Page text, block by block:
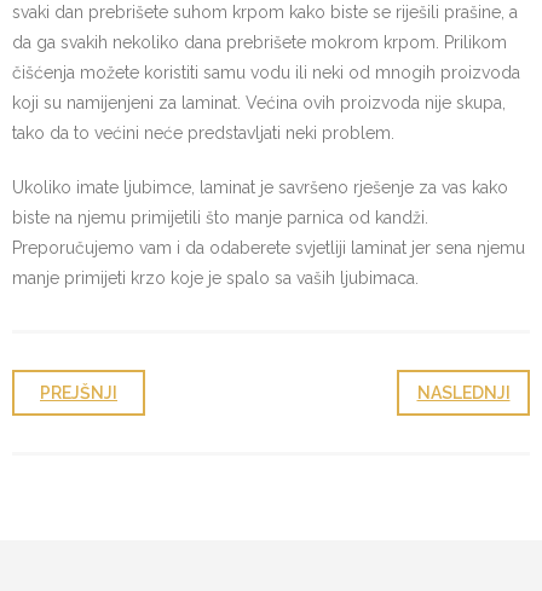
svaki dan prebrišete suhom krpom kako biste se riješili prašine, a
da ga svakih nekoliko dana prebrišete mokrom krpom. Prilikom
čišćenja možete koristiti samu vodu ili neki od mnogih proizvoda
koji su namijenjeni za laminat. Većina ovih proizvoda nije skupa,
tako da to većini neće predstavljati neki problem.
Ukoliko imate ljubimce, laminat je savršeno rješenje za vas kako
biste na njemu primijetili što manje parnica od kandži.
Preporučujemo vam i da odaberete svjetliji laminat jer sena njemu
manje primijeti krzo koje je spalo sa vaših ljubimaca.
PREJŠNJI NASLEDNJI